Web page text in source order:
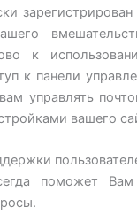
к
к панели
управлять
вашего
поможет